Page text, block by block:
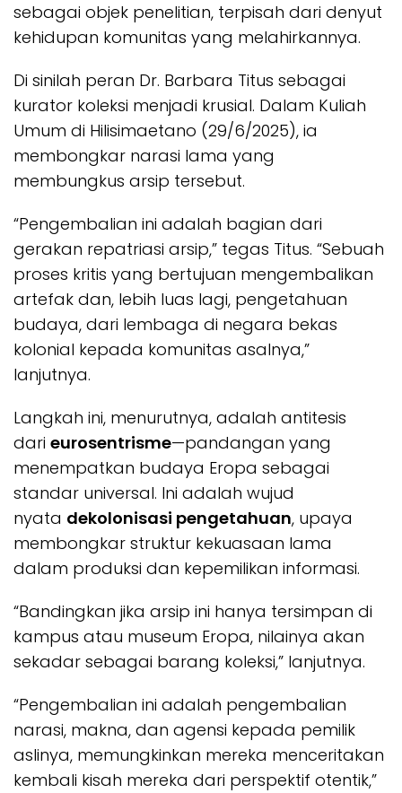
sebagai objek penelitian, terpisah dari denyut
kehidupan komunitas yang melahirkannya.
Di sinilah peran Dr. Barbara Titus sebagai
kurator koleksi menjadi krusial. Dalam Kuliah
Umum di Hilisimaetano (29/6/2025), ia
membongkar narasi lama yang
membungkus arsip tersebut.
“Pengembalian ini adalah bagian dari
gerakan repatriasi arsip,” tegas Titus. “Sebuah
proses kritis yang bertujuan mengembalikan
artefak dan, lebih luas lagi, pengetahuan
budaya, dari lembaga di negara bekas
kolonial kepada komunitas asalnya,”
lanjutnya.
Langkah ini, menurutnya, adalah antitesis
dari eurosentrisme—pandangan yang
menempatkan budaya Eropa sebagai
standar universal. Ini adalah wujud
nyata dekolonisasi pengetahuan, upaya
membongkar struktur kekuasaan lama
dalam produksi dan kepemilikan informasi.
“Bandingkan jika arsip ini hanya tersimpan di
kampus atau museum Eropa, nilainya akan
sekadar sebagai barang koleksi,” lanjutnya.
“Pengembalian ini adalah pengembalian
narasi, makna, dan agensi kepada pemilik
aslinya, memungkinkan mereka menceritakan
kembali kisah mereka dari perspektif otentik,”